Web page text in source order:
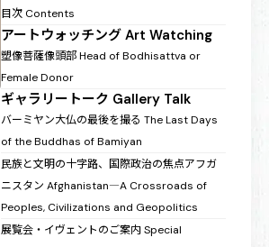
目次 Contents
アートウォッチング Art Watching
塑像菩薩像頭部Head of Bodhisattva or
Female Donor
ギャラリートーク Gallery Talk
バーミヤン大仏の最後を撮る The Last Days
of the Buddhas of Bamiyan
民族と文明の十字路、国際政治の焦点アフガ
ニスタン Afghanistan―A Crossroads of
Peoples, Civilizations and Geopolitics
展覧会・イヴェントのご案内Special